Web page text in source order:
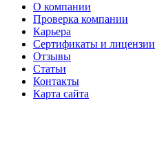
О компании
Проверка компании
Карьера
Сертификаты и лицензии
Отзывы
Статьи
Контакты
Карта сайта